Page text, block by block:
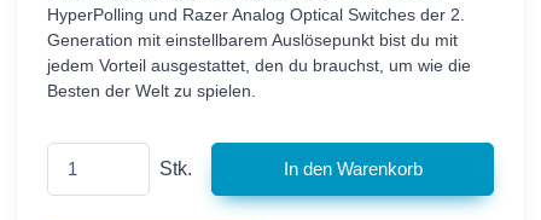
HyperPolling und Razer Analog Optical Switches der 2.
Generation mit einstellbarem Auslösepunkt bist du mit
jedem Vorteil ausgestattet, den du brauchst, um wie die
Besten der Welt zu spielen.
Stk.